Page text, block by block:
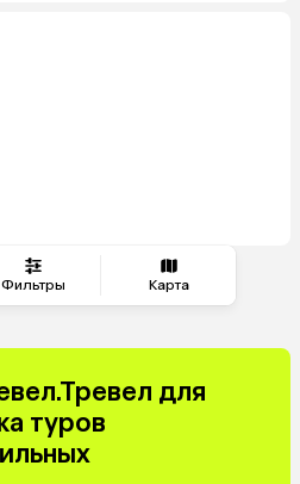
Фильтры Карта
для
туров